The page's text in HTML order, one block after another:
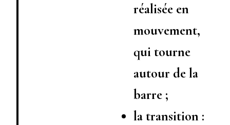
réalisée en
mouvement,
qui tourne
autour de la
barre ;
la transition :